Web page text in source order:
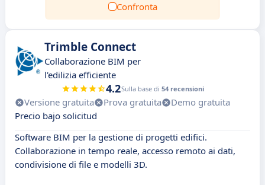
Confronta
Trimble Connect
Collaborazione BIM per
l'edilizia efficiente
4.2Sulla base di 54 recensioni
Versione gratuita Prova gratuita
Demo gratuita
Precio bajo solicitud
Software BIM per la gestione di progetti edifici.
Collaborazione in tempo reale, accesso remoto ai dati,
condivisione di file e modelli 3D.